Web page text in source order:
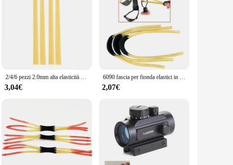
2/4/6 pezzi 2.0mm alta elasticità Slingsshot elastico addensato ad alta precisione lattice elastico fionda caccia accessori
3,04€
6090 fascia per fionda elastici in lattice catapulta potente tasca da caccia sport all'aria aperta sostituzione elastica
2,07€